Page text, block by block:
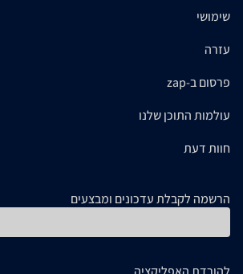
שימושי
עזרה
פרסום ב-zap
עולמות התוכן שלנו
חוות דעת
הרשמה לקבלת עדכונים ומבצעים